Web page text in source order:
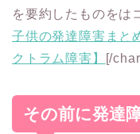
を要約したものをは
子供の発達障害まと
クトラム障害】
[/
その前に発達